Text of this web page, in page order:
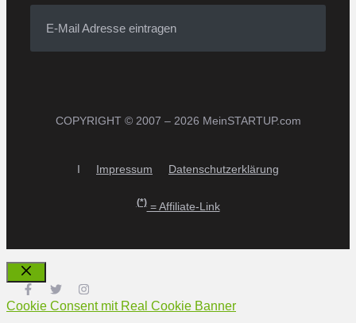
E-Mail Adresse eintragen
COPYRIGHT © 2007 – 2026 MeinSTARTUP.com
I Impressum Datenschutzerklärung
(*)= Affiliate-Link
Schließen
Cookie Consent mit Real Cookie Banner